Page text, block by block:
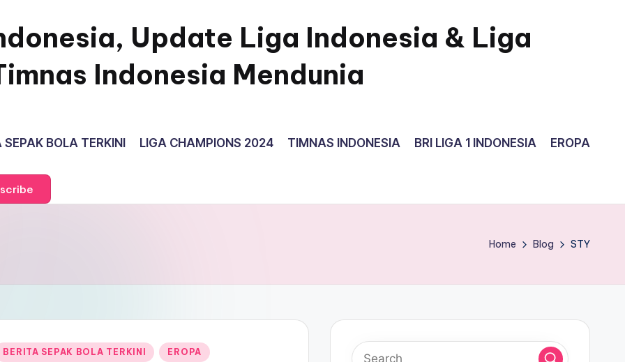
Update Liga Indonesia & Liga
Indonesia Mendunia
SEPAK BOLA TERKINI LIGA CHAMPIONS 2024 TIMNAS INDONESIA BRI LIGA 1 INDONESIA EROPA
Home Blog STY
BERITA SEPAK BOLA TERKINI EROPA